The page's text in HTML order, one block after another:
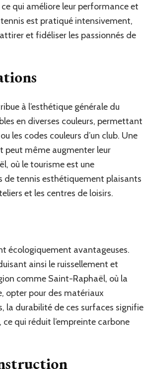
qui améliore leur performance et
est pratiqué intensivement,
et fidéliser les passionnés de
à l’esthétique générale du
en diverses couleurs, permettant
les codes couleurs d’un club. Une
peut même augmenter leur
où le tourisme est une
de tennis esthétiquement plaisants
et les centres de loisirs.
écologiquement avantageuses.
ainsi le ruissellement et
comme Saint-Raphaël, où la
opter pour des matériaux
la durabilité de ces surfaces signifie
qui réduit l’empreinte carbone